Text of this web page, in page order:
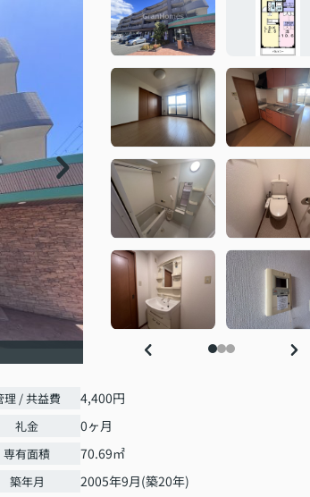
理 / 共益費 4,400円
礼金 0ヶ月
専有面積 70.69㎡
築年月 2005年9月(築20年)